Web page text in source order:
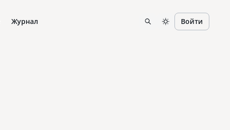
Журнал Войти